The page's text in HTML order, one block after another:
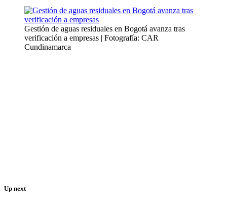
Gestión de aguas residuales en Bogotá avanza tras
verificación a empresas | Fotografía: CAR
Cundinamarca
Up next